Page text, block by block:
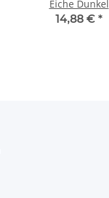
Eiche Dunkel
14,88 € *